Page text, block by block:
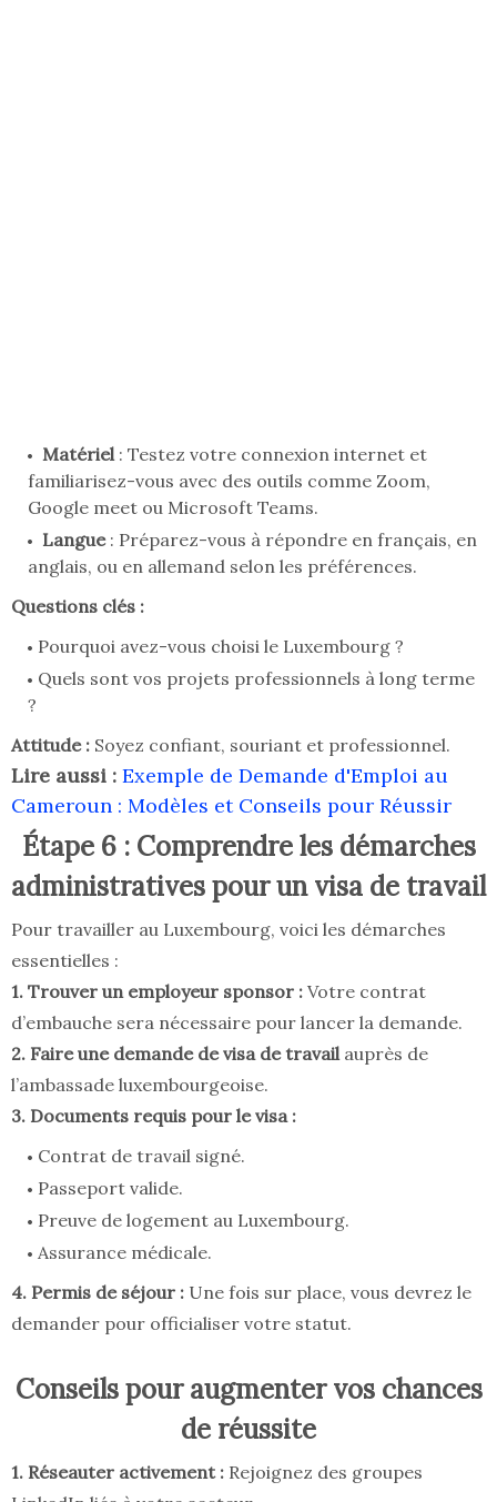
Matériel : Testez votre connexion internet et
familiarisez-vous avec des outils comme Zoom,
Google meet ou Microsoft Teams.
Langue : Préparez-vous à répondre en français, en
anglais, ou en allemand selon les préférences.
Questions clés :
Pourquoi avez-vous choisi le Luxembourg ?
Quels sont vos projets professionnels à long terme
?
Attitude : Soyez confiant, souriant et professionnel.
Lire aussi : Exemple de Demande d'Emploi au
Cameroun : Modèles et Conseils pour Réussir
Étape 6 : Comprendre les démarches
administratives pour un visa de travail
Pour travailler au Luxembourg, voici les démarches
essentielles :
1. Trouver un employeur sponsor : Votre contrat
d’embauche sera nécessaire pour lancer la demande.
2. Faire une demande de visa de travailauprès de
l’ambassade luxembourgeoise.
3. Documents requis pour le visa :
Contrat de travail signé.
Passeport valide.
Preuve de logement au Luxembourg.
Assurance médicale.
4. Permis de séjour : Une fois sur place, vous devrez le
demander pour officialiser votre statut.
Conseils pour augmenter vos chances
de réussite
1. Réseauter activement : Rejoignez des groupes